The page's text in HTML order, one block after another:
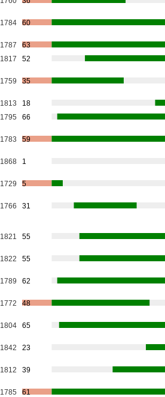
1784 60
1787
63
1817 52
1759 35
1813
18
1795 66
1783 59
1868 1
1729 5
1766 31
1821 55
1822 55
1789 62
1772 48
1804 65
1842 23
1812 39
1785 61